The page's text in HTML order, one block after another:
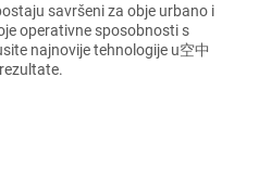
savršeni za obje urbano i
operativne sposobnosti s
najnovije tehnologije u空中